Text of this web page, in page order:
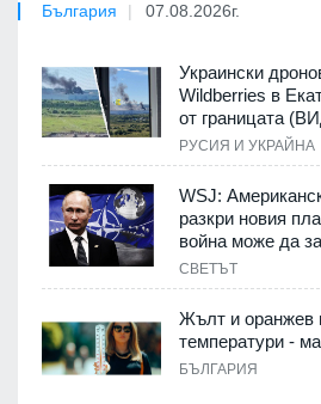
България 07.08.2026г.
Украински
Wildberries в
от границата
РУСИЯ И УКРАЙНА
WSJ:
разкри новия
война може да
СВЕТЪТ
Жълт и оранжев
температури -
БЪЛГАРИЯ